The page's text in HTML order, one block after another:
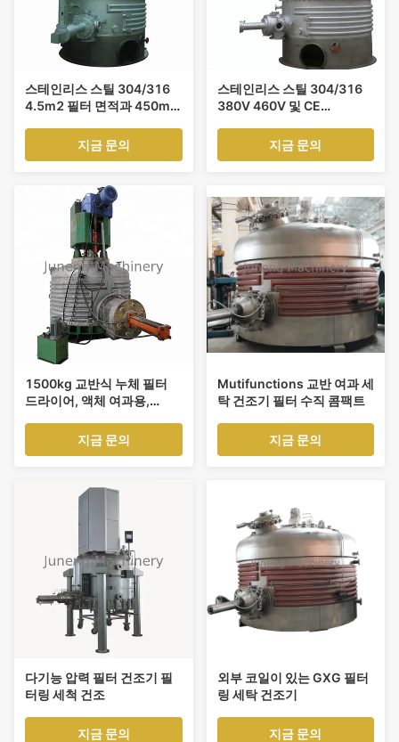
스테인리스 스틸 304/316
4.5m2 필터 면적과 450mm
화 된 나치 필터 건조기
지금 문의
스테인리스 스틸 304/316
380V 460V 및 CE
나치 필터 건조기
지금 문의
1500kg 교반식 누체 필터
드라이어, 액체 여과용,
지금 문의
Mutifunctions 교반 여과 세
탁 건조기 필터 수직 콤팩트
지금 문의
다기능 압력 필터 건조기 필
터링 세척 건조
지금 문의
외부 코일이 있는 GXG 필터
링 세탁 건조기
지금 문의